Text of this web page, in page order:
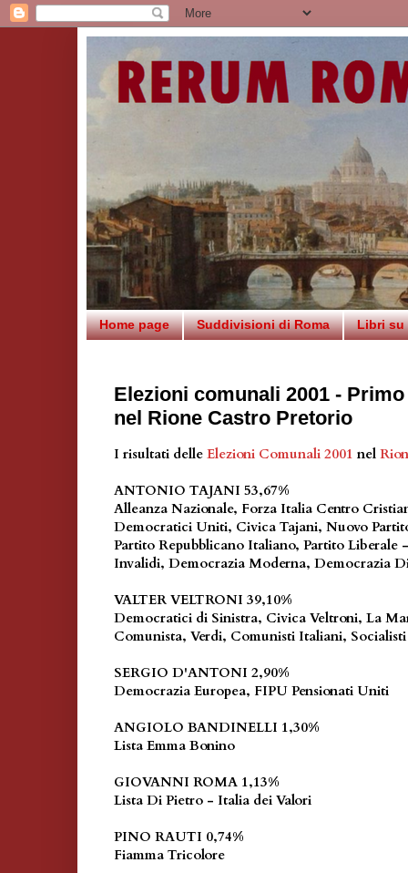
Home page Suddivisioni di Roma Libri su
Elezioni comunali 2001 -
nel Rione Castro Pretorio
I risultati delle Elezioni Comunali 2001 nel
ANTONIO TAJANI 53,67%
Alleanza Nazionale, Forza Italia Centro
Democratici Uniti, Civica Tajani, Nuovo
Partito Repubblicano Italiano, Partito Liberale
Invalidi, Democrazia Moderna, Democrazia
VALTER VELTRONI 39,10%
Democratici di Sinistra, Civica Veltroni, La
Comunista, Verdi, Comunisti Italiani,
SERGIO D'ANTONI 2,90%
Democrazia Europea, FIPU Pensionati Uniti
ANGIOLO BANDINELLI 1,30%
Lista Emma Bonino
GIOVANNI ROMA 1,13%
Lista Di Pietro - Italia dei Valori
PINO RAUTI 0,74%
Fiamma Tricolore